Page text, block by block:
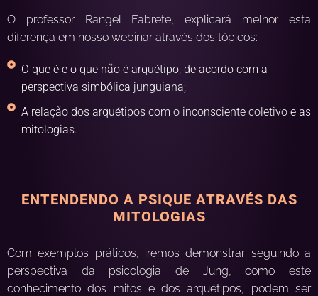
O professor Rangel Fabrete, explicará melhor esta
diferença em nosso webinar através dos tópicos:
O que é e o que não é arquétipo, de acordo com a
perspectiva simbólica junguiana;
A relação dos arquétipos com o inconsciente coletivo e as
mitologias.
ENTENDENDO A PSIQUE ATRAVÉS DAS
MITOLOGIAS
Com exemplos práticos, iremos demonstrar seguindo a
perspectiva da psicologia de Jung, como este
conhecimento dos mitos e dos arquétipos, podem ser